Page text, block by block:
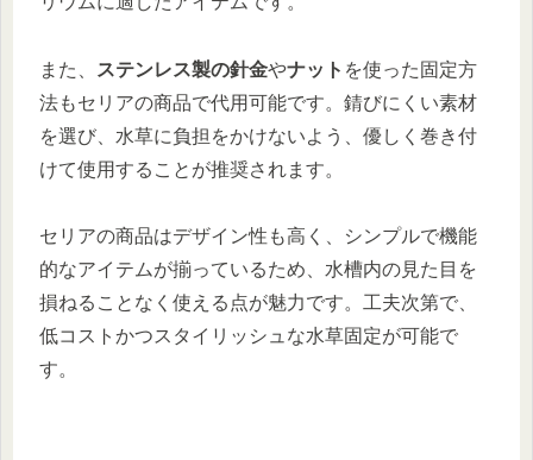
また、 ステンレス製の針金やナット を使った固定方
法もセリアの商品で代用可能です。錆びにくい素材
を選び、水草に負担をかけないよう、優しく巻き付
けて使用することが推奨されます。
セリアの商品はデザイン性も高く、シンプルで機能
的なアイテムが揃っているため、水槽内の見た目を
損ねることなく使える点が魅力です。工夫次第で、
低コストかつスタイリッシュな水草固定が可能で
す。